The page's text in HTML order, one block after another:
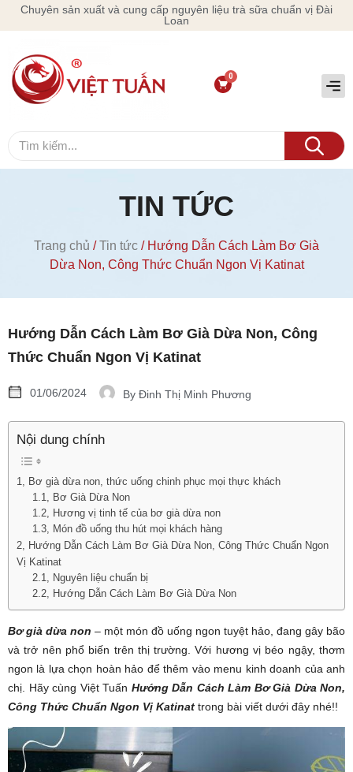
Chuyên sản xuất và cung cấp nguyên liệu trà sữa chuẩn vị Đài
Loan
TIN TỨC
Trang chủ /Tin tức / Hướng Dẫn Cách Làm Bơ Già
Dừa Non, Công Thức Chuẩn Ngon Vị Katinat
Hướng Dẫn Cách Làm Bơ Già Dừa Non, Công
Thức Chuẩn Ngon Vị Katinat
01/06/2024 By Đinh Thị Minh Phương
Nội dung chính
1, Bơ già dừa non, thức uống chinh phục mọi thực khách
1.1, Bơ Già Dừa Non
1.2, Hương vị tinh tế của bơ già dừa non
1.3, Món đồ uống thu hút mọi khách hàng
2, Hướng Dẫn Cách Làm Bơ Già Dừa Non, Công Thức Chuẩn Ngon
Vị Katinat
2.1, Nguyên liệu chuẩn bị
2.2, Hướng Dẫn Cách Làm Bơ Già Dừa Non
Bơ già dừa non – một món đồ uống ngon tuyệt hảo, đang gây bão
và trở nên phổ biến trên thị trường. Với hương vị béo ngậy, thơm
ngon là lựa chọn hoàn hảo để thêm vào menu kinh doanh của anh
chị. Hãy cùng Việt Tuấn Hướng Dẫn Cách Làm Bơ Già Dừa Non,
Công Thức Chuẩn Ngon Vị Katinat trong bài viết dưới đây nhé!!